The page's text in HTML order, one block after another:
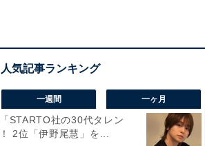
一週間 一ヶ月
STARTO社の30代タレン
2位「伊野尾慧」を...